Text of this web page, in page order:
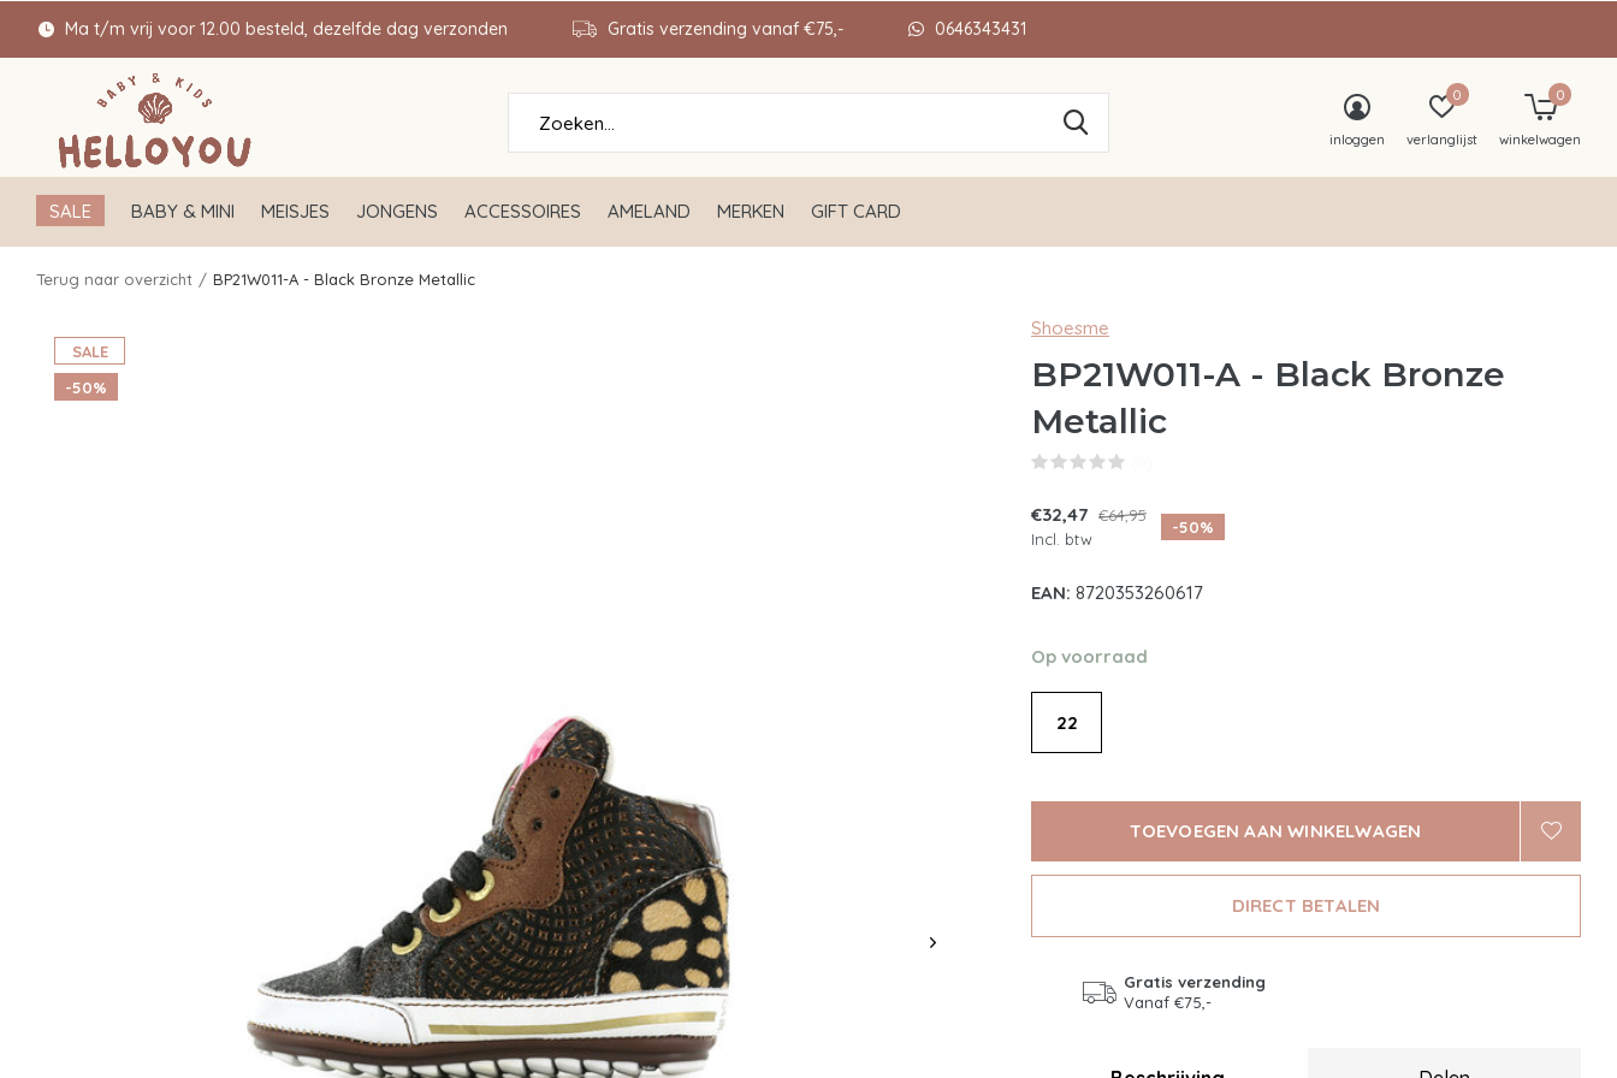
SALE BABY & MINI MEISJES JONGENS ACCESSOIRES AMELAND MERKEN GIFT CARD
inloggen verlanglijst
0
winkelwagen
0
Ma t/m vrij voor 12.00 besteld, dezelfde dag verzonden Gratis verzending vanaf €75,- 0646343431
Terug naar overzicht BP21W011-A - Black Bronze Metallic
SALE
-50%
Shoesme
BP21W011-A - Black Bronze
Metallic
€32,47 €64,95
Incl. btw
-50%
EAN: 8720353260617
Op voorraad
22
TOEVOEGEN AAN WINKELWAGEN
DIRECT BETALEN
Gratis verzending
Vanaf €75,-